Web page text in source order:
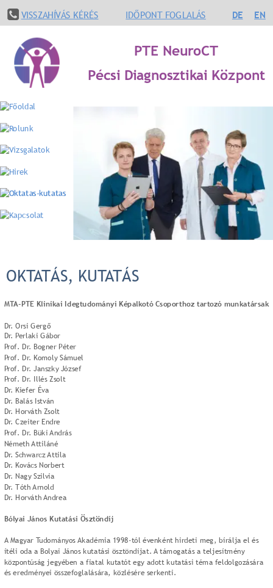
OKTATÁS, KUTATÁS
IDŐPONT FOGLALÁS
PTE NeuroCT
Pécsi Diagnosztikai Központ
DE EN
MTA-PTE Klinikai Idegtudományi Képalkotó Csoporthoz tartozó munkatársak
Dr. Orsi Gergő
Dr. Perlaki Gábor
Prof. Dr. Bogner Péter
Prof. Dr. Komoly Sámuel
Prof. Dr. Janszky József
Prof. Dr. Illés Zsolt
Dr. Kiefer Éva
Dr. Balás István
Dr. Horváth Zsolt
Dr. Czeiter Endre
Prof. Dr. Büki András
Németh Attiláné
Dr. Schwarcz Attila
Dr. Kovács Norbert
Dr. Nagy Szilvia
Dr. Tóth Arnold
Dr. Horváth Andrea
Bólyai János Kutatási Ösztöndíj
A Magyar Tudományos Akadémia 1998-tól évenként hirdeti meg, bírálja el és
ítéli oda a Bolyai János kutatási ösztöndíjat. A támogatás a teljesítmény
központúság jegyében a fiatal kutatót egy adott kutatási téma feldolgozására
és eredményei összefoglalására, közlésére serkenti.
VISSZAHÍVÁS KÉRÉS